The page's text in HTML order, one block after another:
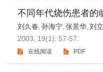
不同年代烧伤患者的
刘久春, 孙海宁, 张景华, 刘
2003, 19(1): 57-57.
在线阅读 PDF